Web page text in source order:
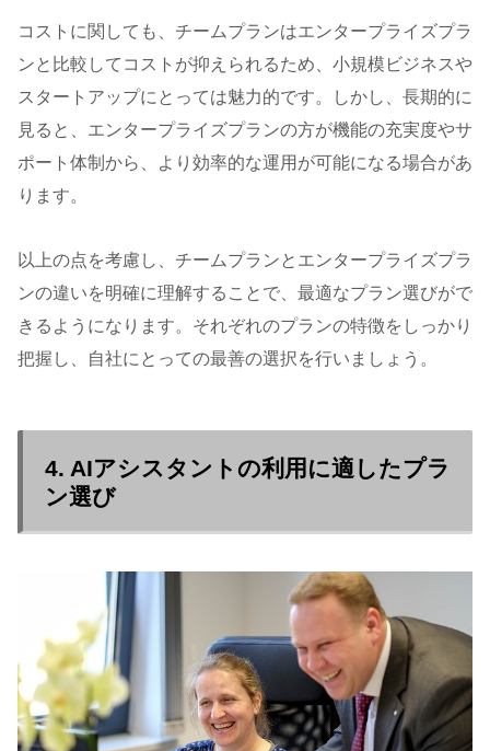
コストに関しても、チームプランはエンタープライズプラ
ンと比較してコストが抑えられるため、小規模ビジネスや
スタートアップにとっては魅力的です。しかし、長期的に
見ると、エンタープライズプランの方が機能の充実度やサ
ポート体制から、より効率的な運用が可能になる場合があ
ります。
以上の点を考慮し、チームプランとエンタープライズプラ
ンの違いを明確に理解することで、最適なプラン選びがで
きるようになります。それぞれのプランの特徴をしっかり
把握し、自社にとっての最善の選択を行いましょう。
4. AIアシスタントの利用に適したプラ
ン選び